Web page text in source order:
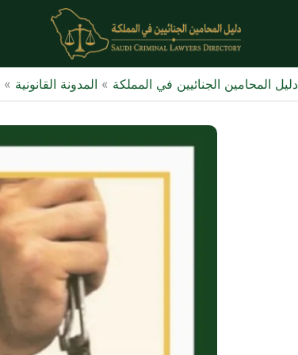
دليل المحامين الجنائيين في المملكة » المدونة القانونية »